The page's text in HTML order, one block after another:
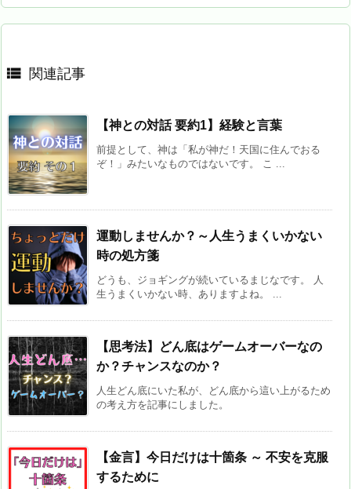
 関連記事
【神との対話 要約1】経験と言葉
前提として、神は「私が神だ！天国に住んでおる
ぞ！」みたいなものではないです。 こ ...
運動しませんか？～人生うまくいかない
時の処方箋
どうも、ジョギングが続いているまじなです。 人
生うまくいかない時、ありますよね。 ...
【思考法】どん底はゲームオーバーなの
か？チャンスなのか？
人生どん底にいた私が、どん底から這い上がるため
の考え方を記事にしました。
【金言】今日だけは十箇条 ～ 不安を克服
するために